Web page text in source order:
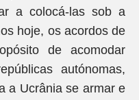
a colocá-las sob a
hoje, os acordos de
de acomodar
autónomas,
a Ucrânia se armar e